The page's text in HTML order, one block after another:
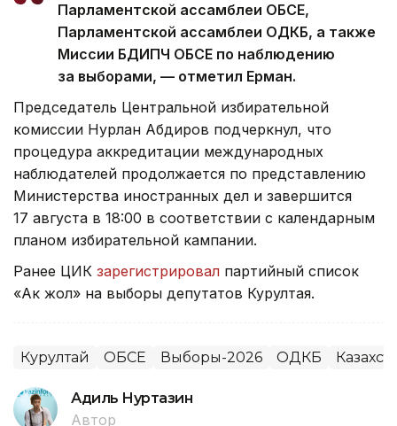
Парламентской ассамблеи ОБСЕ,
Парламентской ассамблеи ОДКБ, а также
Миссии БДИПЧ ОБСЕ по наблюдению
за выборами, — отметил Ерман.
Председатель Центральной избирательной
комиссии Нурлан Абдиров подчеркнул, что
процедура аккредитации международных
наблюдателей продолжается по представлению
Министерства иностранных дел и завершится
17 августа в 18:00 в соответствии с календарным
планом избирательной кампании.
Ранее ЦИК зарегистрировал партийный список
«Ак жол» на выборы депутатов Курултая.
Курултай ОБСЕ Выборы-2026 ОДКБ
Адиль Нуртазин
Автор